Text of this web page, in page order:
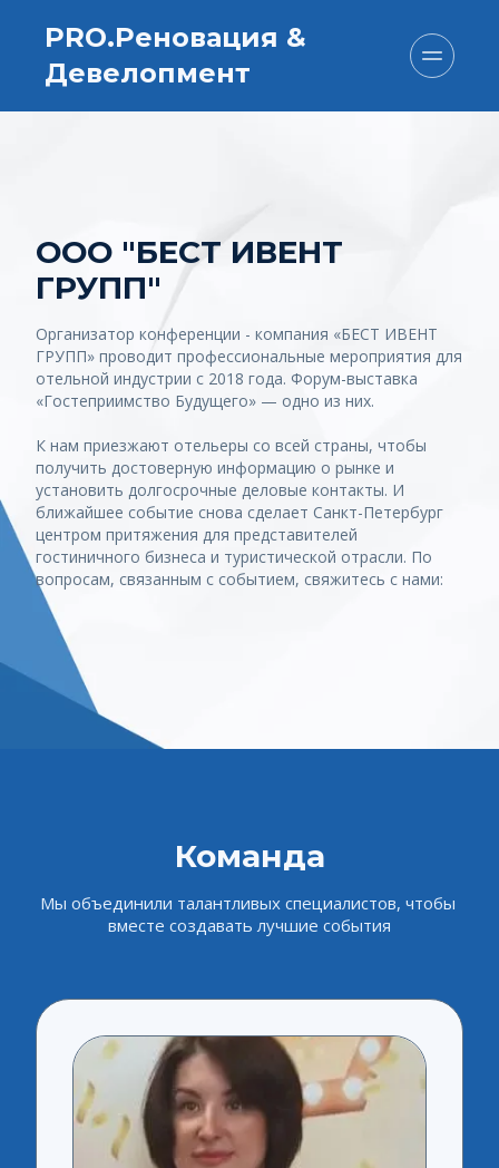
PRO.Реновация &
Девелопмент
ООО "БЕСТ ИВЕНТ
ГРУПП"
Организатор конференции - компания «БЕСТ ИВЕНТ
ГРУПП» проводит профессиональные мероприятия для
отельной индустрии с 2018 года. Форум-выставка
«Гостеприимство Будущего» — одно из них.
К нам приезжают отельеры со всей страны, чтобы
получить достоверную информацию о рынке и
установить долгосрочные деловые контакты. И
ближайшее событие снова сделает Санкт-Петербург
центром притяжения для представителей
гостиничного бизнеса и туристической отрасли. По
вопросам, связанным с событием, свяжитесь с нами:
Команда
Мы объединили талантливых специалистов, чтобы
вместе создавать лучшие события